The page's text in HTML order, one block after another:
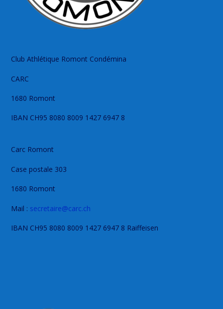
Club Athlétique Romont Condémina
CARC
1680 Romont
IBAN CH95 8080 8009 1427 6947 8
Carc Romont
Case postale 303
1680 Romont
Mail : secretaire@carc.ch
IBAN CH95 8080 8009 1427 6947 8 Raiffeisen